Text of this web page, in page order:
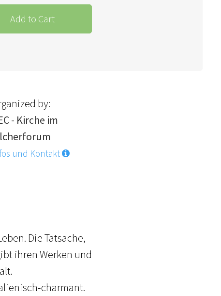
Add to Cart
by:
- Kirche im
und Kontakt
Die Tatsache,
ihren Werken und
charmant.